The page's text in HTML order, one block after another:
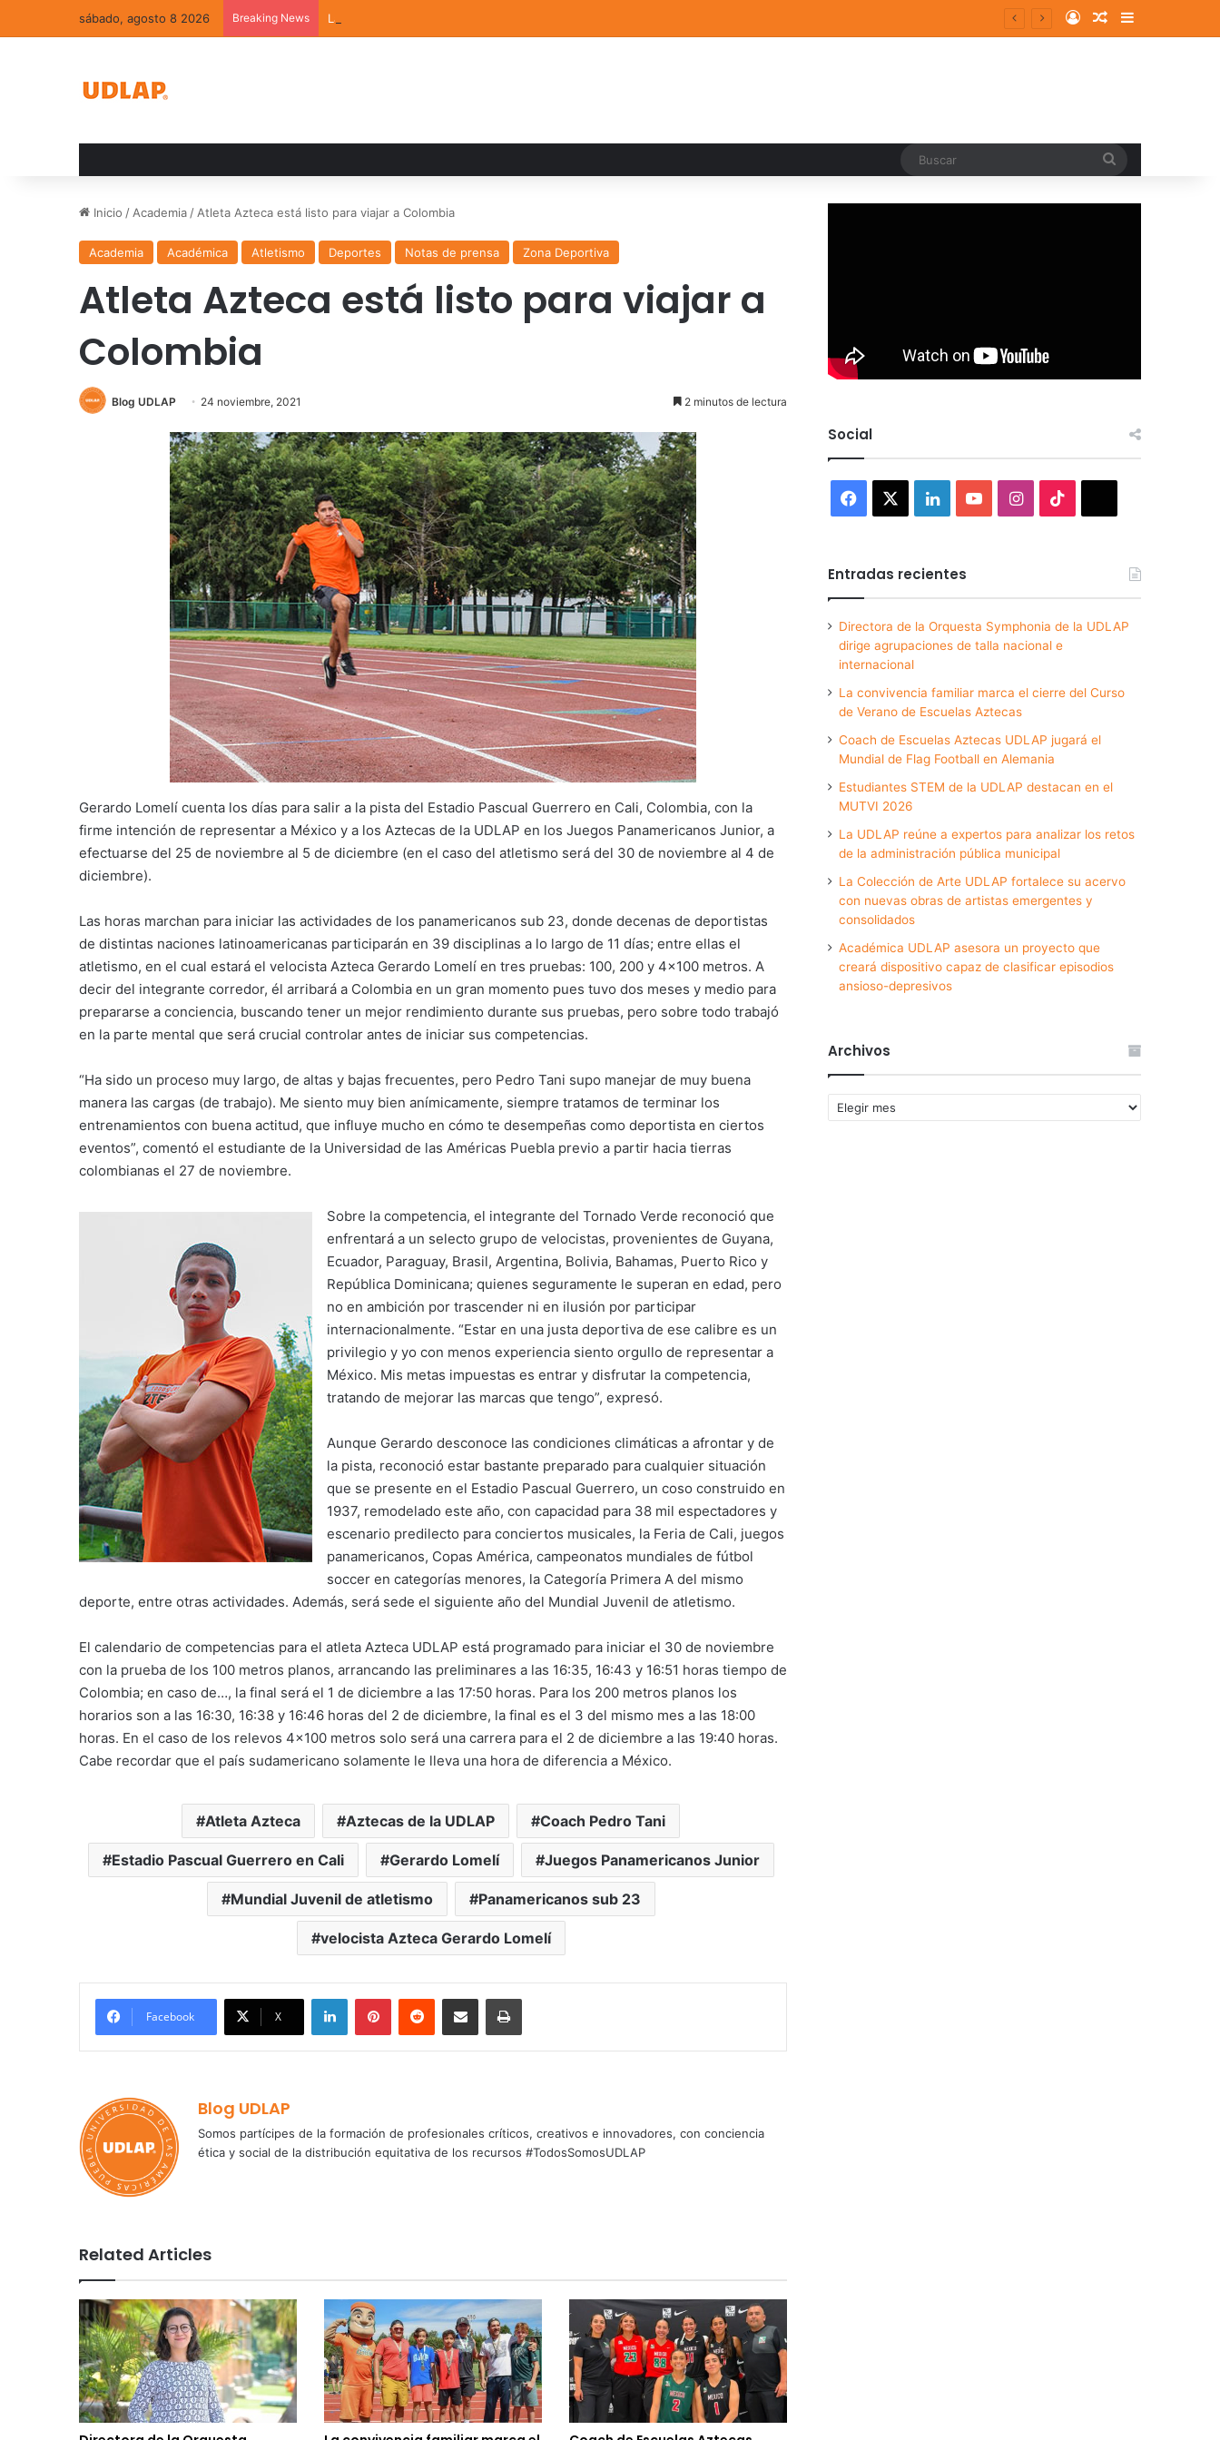
sábado, agosto 8 2026 Breaking News La convivencia familiar marca el cierre del Curso de Verano de Escuelas Aztecas Log InRandom Article
Sidebar
Inicio / Academia / Atleta Azteca está listo para viajar a Colombia
Academia Académica Atletismo Deportes Notas de prensa Zona Deportiva
Atleta Azteca está listo para viajar a
Colombia
Blog UDLAP 24 noviembre, 2021 2 minutos de lectura
Gerardo Lomelí cuenta los días para salir a la pista del Estadio Pascual Guerrero en Cali, Colombia, con la
firme intención de representar a México y a los Aztecas de la UDLAP en los Juegos Panamericanos Junior, a
efectuarse del 25 de noviembre al 5 de diciembre (en el caso del atletismo será del 30 de noviembre al 4 de
diciembre).
Las horas marchan para iniciar las actividades de los panamericanos sub 23, donde decenas de deportistas
de distintas naciones latinoamericanas participarán en 39 disciplinas a lo largo de 11 días; entre ellas el
atletismo, en el cual estará el velocista Azteca Gerardo Lomelí en tres pruebas: 100, 200 y 4×100 metros. A
decir del integrante corredor, él arribará a Colombia en un gran momento pues tuvo dos meses y medio para
prepararse a conciencia, buscando tener un mejor rendimiento durante sus pruebas, pero sobre todo trabajó
en la parte mental que será crucial controlar antes de iniciar sus competencias.
“Ha sido un proceso muy largo, de altas y bajas frecuentes, pero Pedro Tani supo manejar de muy buena
manera las cargas (de trabajo). Me siento muy bien anímicamente, siempre tratamos de terminar los
entrenamientos con buena actitud, que influye mucho en cómo te desempeñas como deportista en ciertos
eventos”, comentó el estudiante de la Universidad de las Américas Puebla previo a partir hacia tierras
colombianas el 27 de noviembre.
Sobre la competencia, el integrante del Tornado Verde reconoció que
enfrentará a un selecto grupo de velocistas, provenientes de Guyana,
Ecuador, Paraguay, Brasil, Argentina, Bolivia, Bahamas, Puerto Rico y
República Dominicana; quienes seguramente le superan en edad, pero
no en ambición por trascender ni en ilusión por participar
internacionalmente. “Estar en una justa deportiva de ese calibre es un
privilegio y yo con menos experiencia siento orgullo de representar a
México. Mis metas impuestas es entrar y disfrutar la competencia,
tratando de mejorar las marcas que tengo”, expresó.
Aunque Gerardo desconoce las condiciones climáticas a afrontar y de
la pista, reconoció estar bastante preparado para cualquier situación
que se presente en el Estadio Pascual Guerrero, un coso construido en
1937, remodelado este año, con capacidad para 38 mil espectadores y
escenario predilecto para conciertos musicales, la Feria de Cali, juegos
panamericanos, Copas América, campeonatos mundiales de fútbol
soccer en categorías menores, la Categoría Primera A del mismo
deporte, entre otras actividades. Además, será sede el siguiente año del Mundial Juvenil de atletismo.
El calendario de competencias para el atleta Azteca UDLAP está programado para iniciar el 30 de noviembre
con la prueba de los 100 metros planos, arrancando las preliminares a las 16:35, 16:43 y 16:51 horas tiempo de
Colombia; en caso de…, la final será el 1 de diciembre a las 17:50 horas. Para los 200 metros planos los
horarios son a las 16:30, 16:38 y 16:46 horas del 2 de diciembre, la final es el 3 del mismo mes a las 18:00
horas. En el caso de los relevos 4×100 metros solo será una carrera para el 2 de diciembre a las 19:40 horas.
Cabe recordar que el país sudamericano solamente le lleva una hora de diferencia a México.
Atleta Azteca Aztecas de la UDLAP Coach Pedro Tani
Estadio Pascual Guerrero en Cali Gerardo Lomelí Juegos Panamericanos Junior
Mundial Juvenil de atletismo Panamericanos sub 23
velocista Azteca Gerardo Lomelí
Facebook X
LinkedInPinterestReddit Share via Email Print
Blog UDLAP
Somos partícipes de la formación de profesionales críticos, creativos e innovadores, con conciencia
ética y social de la distribución equitativa de los recursos #TodosSomosUDLAP
Related Articles
Social
Facebook LinkedInYouTubeInstagram
Entradas recientes
Directora de la Orquesta Symphonia de la UDLAP
dirige agrupaciones de talla nacional e
internacional
La convivencia familiar marca el cierre del Curso
de Verano de Escuelas Aztecas
Coach de Escuelas Aztecas UDLAP jugará el
Mundial de Flag Football en Alemania
Estudiantes STEM de la UDLAP destacan en el
MUTVI 2026
La UDLAP reúne a expertos para analizar los retos
de la administración pública municipal
La Colección de Arte UDLAP fortalece su acervo
con nuevas obras de artistas emergentes y
consolidados
Académica UDLAP asesora un proyecto que
creará dispositivo capaz de clasificar episodios
ansioso-depresivos
Archivos
Archivos